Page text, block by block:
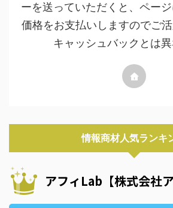
ーを送っていただくと、ペー
価格をお支払いしますのでご
キャッシュバックとは
情報商材人気ランキ
アフィLab【株式会社ア